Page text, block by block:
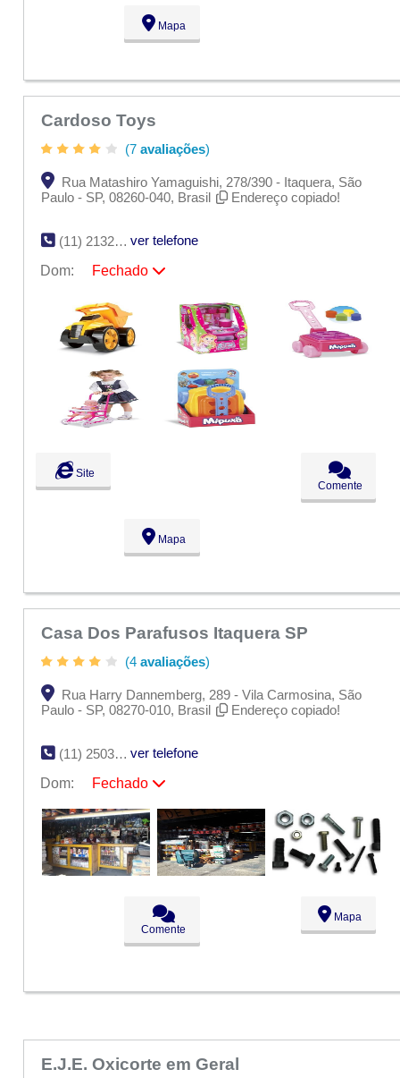
Mapa
Cardoso Toys
(7 avaliações)
Rua Matashiro Yamaguishi, 278/390 - Itaquera, São
Paulo - SP, 08260-040, Brasil
Endereço copiado!
(11) 2132-9455
ver telefone
Dom:
Fechado
09:00 - 18:00
Qua:
09:00 - 18:00
Qui:
09:00 - 18:00
09:00 - 18:00
Fechado
Fechado
Site
Comente
Mapa
Casa Dos Parafusos Itaquera SP
(4 avaliações)
Rua Harry Dannemberg, 289 - Vila Carmosina, São
Paulo - SP, 08270-010, Brasil
Endereço copiado!
(11) 2503-3297
ver telefone
Dom:
Fechado
Seg:
09:00 - 18:00
Ter:
09:00 - 18:00
Qua:
09:00 - 18:00
Qui:
09:00 - 18:00
Sex:
09:00 - 18:00
Fechado
Comente
Mapa
E.J.E. Oxicorte em Geral